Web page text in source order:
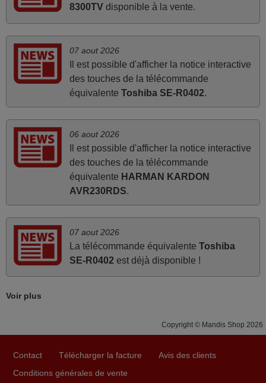
La telecommande fonctionne tres bien, et service rapide
super.
Frank,
mars 2026
Tout bien.
Super Service
Mario,
Joel,
8300TVdisponible à la vente.
07 aout 2026
Il est possible d'afficher la notice interactive
des touches de la télécommande
équivalente Toshiba SE-R0402.
06 aout 2026
Il est possible d'afficher la notice interactive
des touches de la télécommande
équivalente HARMAN KARDON
AVR230RDS.
07 aout 2026
La télécommande équivalente Toshiba
SE-R0402 est déjà disponible !
Voir plus
Copyright © Mandis Shop 2026
Contact Télécharger la facture
Avis des clients
Conditions générales de vente